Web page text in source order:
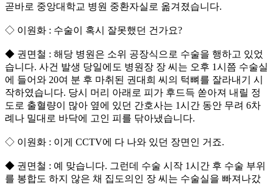
곧바로 중앙대학교 병원 중환자실로 옮겨졌습니다.
◇ 이원화 : 수술이 혹시 잘못했던 건가요?
◆ 권면철 : 해당 병원은 소위 공장식으로 수술을 행하고 있었
습니다. 사건 발생 당일에도 병원장 장 씨는 오후 1시쯤 수술실
에 들어와 20여 분 후 마취된 권대희 씨의 턱뼈를 잘라내기 시
작하였습니다. 당시 머리 아래로 피가 후드득 쏟아져 내릴 정
도로 출혈량이 많아 옆에 있던 간호사는 1시간 동안 무려 6차
례나 밀대로 바닥에 고인 피를 닦아냈습니다.
◇ 이원화 : 이게 CCTV에 다 나와 있던 장면인 거죠.
◆ 권면철 : 예 맞습니다. 그런데 수술 시작 1시간 후 수술 부위
를 봉합도 하지 않은 채 집도의인 장 씨는 수술실을 빠져나갔